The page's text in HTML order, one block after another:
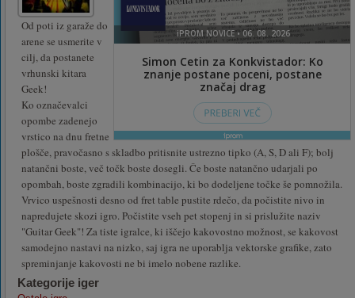
Od poti iz garaže do
arene se usmerite v
cilj, da postanete
vrhunski kitara
Geek!
Ko označevalci
opombe zadenejo
vrstico na dnu fretne
plošče, pravočasno s skladbo pritisnite ustrezno tipko (A, S, D ali F); bolj
natančni boste, več točk boste dosegli. Če boste natančno udarjali po
opombah, boste zgradili kombinacijo, ki bo dodeljene točke še pomnožila.
Vrvico uspešnosti desno od fret table pustite rdečo, da počistite nivo in
napredujete skozi igro. Počistite vseh pet stopenj in si prislužite naziv
"Guitar Geek"! Za tiste igralce, ki iščejo kakovostno možnost, se kakovost
samodejno nastavi na nizko, saj igra ne uporablja vektorske grafike, zato
spreminjanje kakovosti ne bi imelo nobene razlike.
Kategorije iger